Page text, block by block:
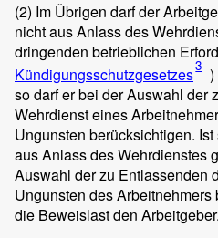
(2) Im Übrigen darf der
nicht aus Anlass des
dringenden betrieblichen
Kündigungsschutzgesetzes3
so darf er bei der Auswahl der
Wehrdienst eines
Ungunsten berücksichtigen.
aus Anlass des Wehrdienstes
Auswahl der zu Entlassenden
Ungunsten des
die Beweislast den Arbeitgeber.